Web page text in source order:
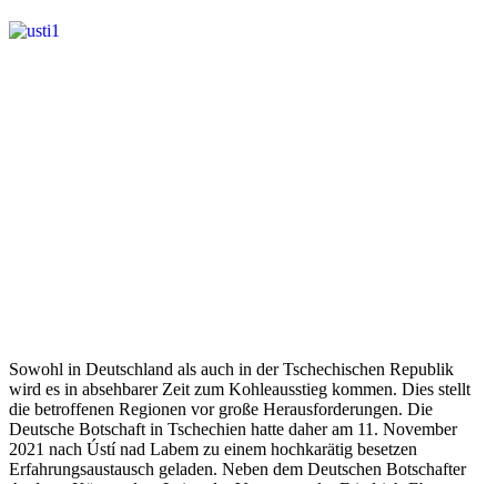
Sowohl in Deutschland als auch in der Tschechischen Republik
wird es in absehbarer Zeit zum Kohleausstieg kommen. Dies stellt
die betroffenen Regionen vor große Herausforderungen. Die
Deutsche Botschaft in Tschechien hatte daher am 11. November
2021 nach Ústí nad Labem zu einem hochkarätig besetzen
Erfahrungsaustausch geladen. Neben dem Deutschen Botschafter